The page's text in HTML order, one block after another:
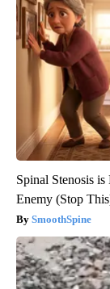
Spinal Stenosis
Enemy (Stop
SmoothSpine